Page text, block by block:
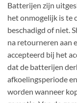
Batterijen zijn
het onmogelijk is te
beschadigd of niet.
na retourneren aan
accepteerd bij het
dat de batterijen
afkoelingsperiode
worden wanneer